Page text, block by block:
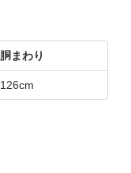
胴まわり
126cm